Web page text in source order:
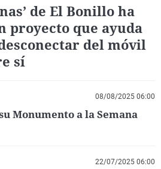
de El Bonillo ha
proyecto que ayuda
del móvil
sí
08/08/2025 06:00
Monumento a la Semana
22/07/2025 06:00